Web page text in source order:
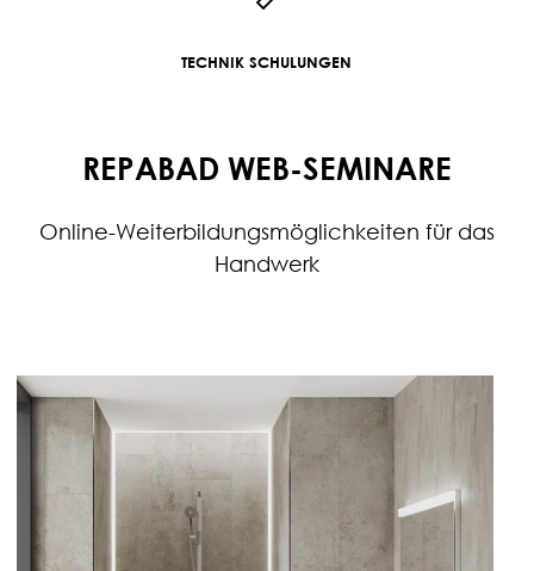
TECHNIK SCHULUNGEN
REPABAD WEB-SEMINARE
Online-Weiterbildungsmöglichkeiten für das
Handwerk